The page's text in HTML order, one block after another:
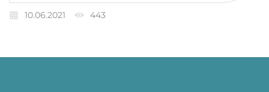
10.06.2021 443